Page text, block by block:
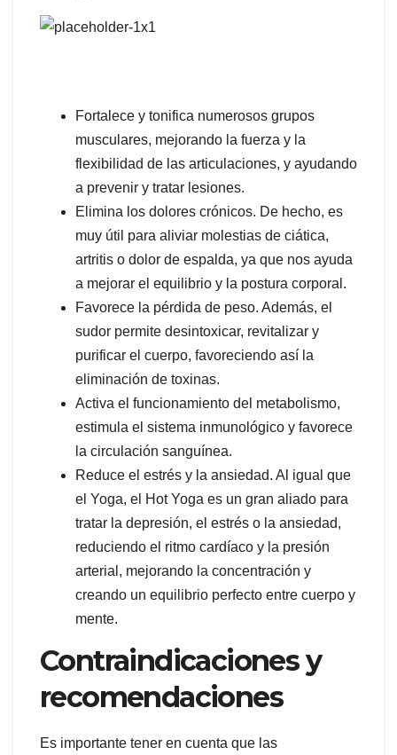
Fortalece y tonifica numerosos grupos
musculares, mejorando la fuerza y la
flexibilidad de las articulaciones, y ayudando
a prevenir y tratar lesiones.
Elimina los dolores crónicos. De hecho, es
muy útil para aliviar molestias de ciática,
artritis o dolor de espalda, ya que nos ayuda
a mejorar el equilibrio y la postura corporal.
Favorece la pérdida de peso. Además, el
sudor permite desintoxicar, revitalizar y
purificar el cuerpo, favoreciendo así la
eliminación de toxinas.
Activa el funcionamiento del metabolismo,
estimula el sistema inmunológico y favorece
la circulación sanguínea.
Reduce el estrés y la ansiedad. Al igual que
el Yoga, el Hot Yoga es un gran aliado para
tratar la depresión, el estrés o la ansiedad,
reduciendo el ritmo cardíaco y la presión
arterial, mejorando la concentración y
creando un equilibrio perfecto entre cuerpo y
mente.
Contraindicaciones y
recomendaciones
Es importante tener en cuenta que las